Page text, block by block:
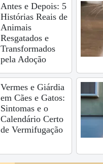
Antes e Depois: 5
Histórias Reais de
Animais
Resgatados e
Transformados
pela Adoção
Vermes e Giárdia
em Cães e Gatos:
Sintomas e o
Calendário Certo
de Vermifugação